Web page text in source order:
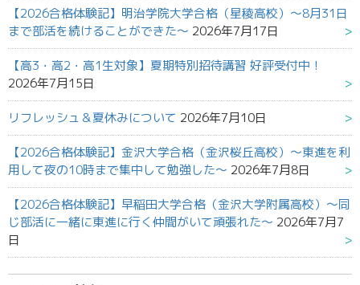
【2026合格体験記】明治学院大学合格（星稜高校）～8月31日
まで部活を続けることができた～ 2026年7月17日
【高3・高2・高1生対象】夏期特別招待講習 好評受付中！
2026年7月15日
リフレッシュ＆夏休みについて 2026年7月10日
【2026合格体験記】金沢大学合格（金沢桜丘高校）～東進を利
用して夜の10時まで集中して勉強した～ 2026年7月8日
【2026合格体験記】早稲田大学合格（金沢大学附属高校）～同
じ部活に一緒に東進に行く仲間がいて頑張れた～ 2026年7月7
日